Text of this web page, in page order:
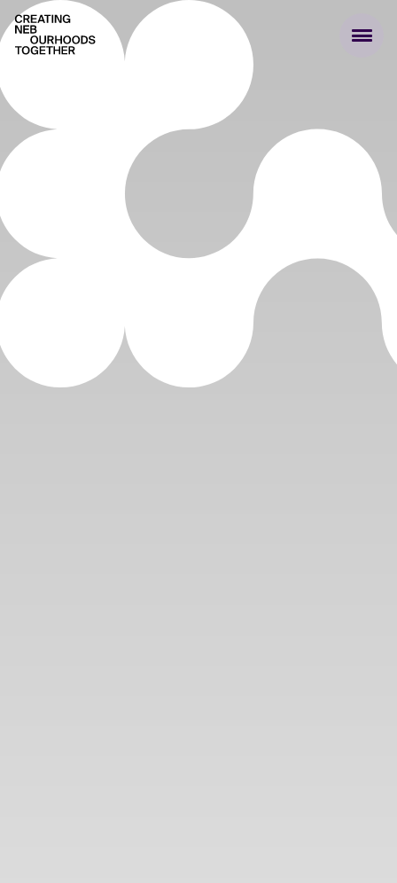
Creating NEBourhoods Together